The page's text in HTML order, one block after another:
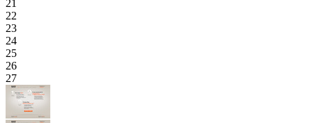
21
22
23
24
25
26
27